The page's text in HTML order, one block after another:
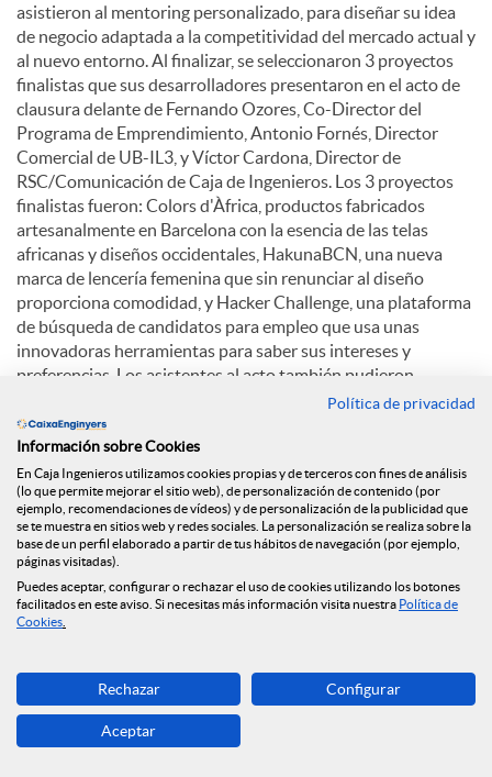
asistieron al mentoring personalizado, para diseñar su idea
de negocio adaptada a la competitividad del mercado actual y
al nuevo entorno. Al finalizar, se seleccionaron 3 proyectos
finalistas que sus desarrolladores presentaron en el acto de
clausura delante de Fernando Ozores, Co-Director del
Programa de Emprendimiento, Antonio Fornés, Director
Comercial de UB-IL3, y Víctor Cardona, Director de
RSC/Comunicación de Caja de Ingenieros. Los 3 proyectos
finalistas fueron: Colors d'Àfrica, productos fabricados
artesanalmente en Barcelona con la esencia de las telas
africanas y diseños occidentales, HakunaBCN, una nueva
marca de lencería femenina que sin renunciar al diseño
proporciona comodidad, y Hacker Challenge, una plataforma
de búsqueda de candidatos para empleo que usa unas
innovadoras herramientas para saber sus intereses y
preferencias. Los asistentes al acto también pudieron
disfrutar de una conferencia de Albert Torruella titulada: "
Emprendedores como Homer Simpson, Mac Gyver, Son Goku
y otros como tú".
C
o
m
p
Ponemos en marcha un nuevo espacio web
dedicado a la salud financiera
Política de privacidad
Información sobre Cookies
En Caja Ingenieros utilizamos cookies propias y de terceros con fines de análisis
(lo que permite mejorar el sitio web), de personalización de contenido (por
ejemplo, recomendaciones de vídeos) y de personalización de la publicidad que
se te muestra en sitios web y redes sociales. La personalización se realiza sobre la
base de un perfil elaborado a partir de tus hábitos de navegación (por ejemplo,
páginas visitadas).
Puedes aceptar, configurar o rechazar el uso de cookies utilizando los botones
facilitados en este aviso. Si necesitas más información visita nuestra Política de
Cookies
Rechazar Configurar
Aceptar